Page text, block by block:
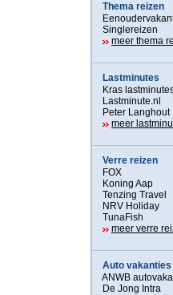
Thema reizen
Singlereizen
meer thema
Lastminutes
Kras
Lastminute.nl
Peter Langhout
meer
Verre reizen
FOX
Koning Aap
Tenzing Travel
NRV Holiday
TunaFish
meer verre
Auto vakanties
ANWB
De Jong Intra